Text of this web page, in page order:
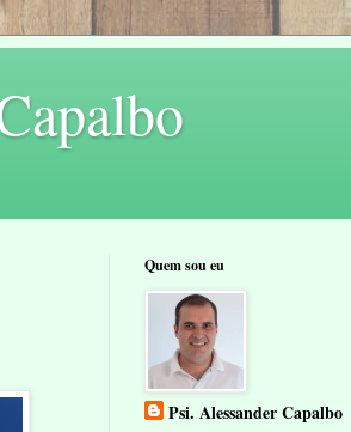
Quem sou eu
Psi. Alessander Capalbo